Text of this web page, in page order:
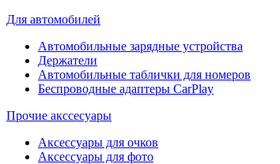
Для автомобилей
Автомобильные зарядные устройства
Держатели
Автомобильные таблички для номеров
Беспроводные адаптеры CarPlay
Прочие акссесуары
Аксессуары для очков
Аксессуары для фото